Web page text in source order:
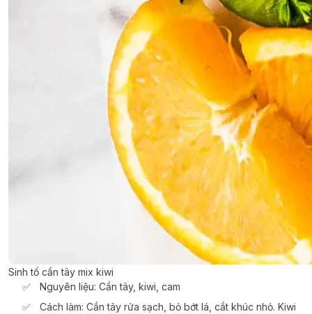
Sinh tố cần tây mix kiwi
Nguyên liệu: Cần tây, kiwi, cam
Cách làm: Cần tây rửa sạch, bỏ bớt lá, cắt khúc nhỏ. Kiwi